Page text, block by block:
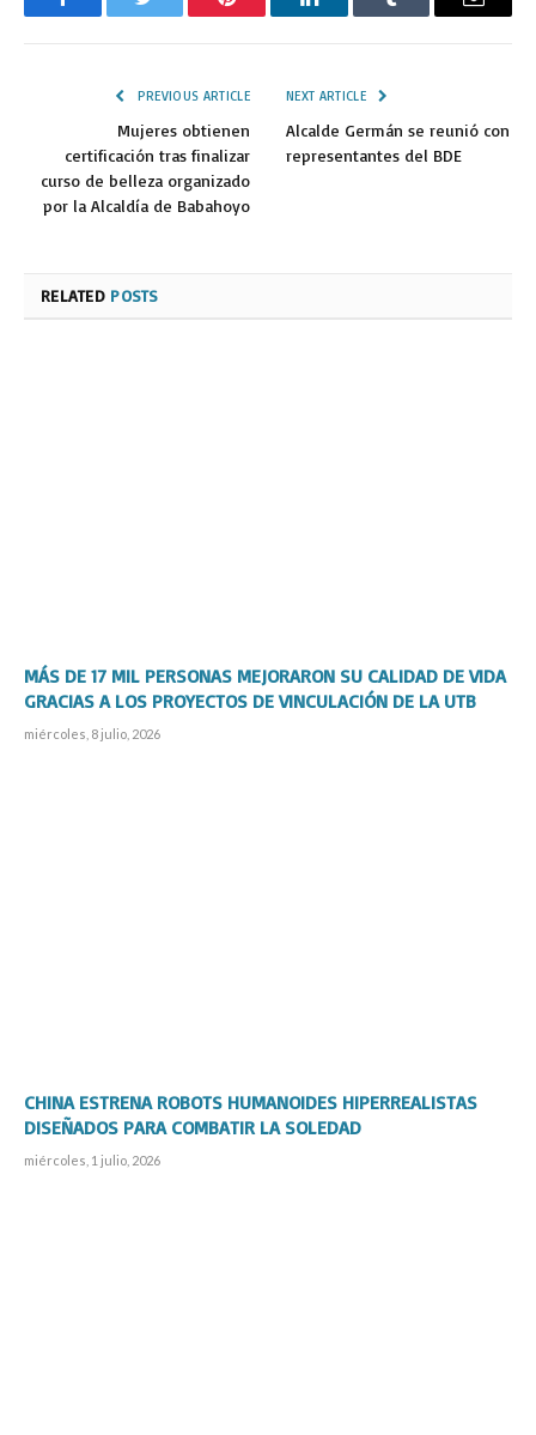
FacebookTwitter Pinterest LinkedInTumblr Email
PREVIOUS ARTICLE
Mujeres obtienen
certificación tras finalizar
curso de belleza organizado
por la Alcaldía de Babahoyo
NEXT ARTICLE
Alcalde Germán se reunió con
representantes del BDE
RELATED POSTS
MÁS DE 17 MIL PERSONAS MEJORARON SU CALIDAD DE VIDA
GRACIAS A LOS PROYECTOS DE VINCULACIÓN DE LA UTB
miércoles, 8 julio, 2026
CHINA ESTRENA ROBOTS HUMANOIDES HIPERREALISTAS
DISEÑADOS PARA COMBATIR LA SOLEDAD
miércoles, 1 julio, 2026